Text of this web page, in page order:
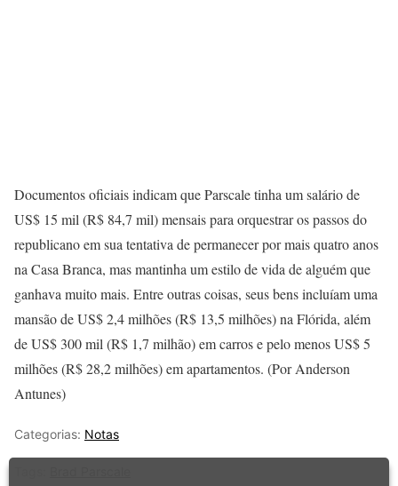
Documentos oficiais indicam que Parscale tinha um salário de
US$ 15 mil (R$ 84,7 mil) mensais para orquestrar os passos do
republicano em sua tentativa de permanecer por mais quatro anos
na Casa Branca, mas mantinha um estilo de vida de alguém que
ganhava muito mais. Entre outras coisas, seus bens incluíam uma
mansão de US$ 2,4 milhões (R$ 13,5 milhões) na Flórida, além
de US$ 300 mil (R$ 1,7 milhão) em carros e pelo menos US$ 5
milhões (R$ 28,2 milhões) em apartamentos. (Por Anderson
Antunes)
Categorias: Notas